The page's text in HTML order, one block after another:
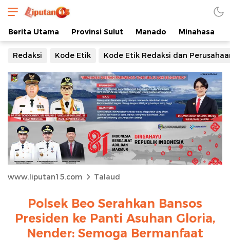
Berita Utama Provinsi Sulut Manado Minahasa
Redaksi Kode Etik Kode Etik Redaksi dan
www.liputan15.com Talaud
Polsek Beo Serahkan Bansos
Presiden ke Panti Asuhan Gloria,
Nender: Semoga Bermanfaat